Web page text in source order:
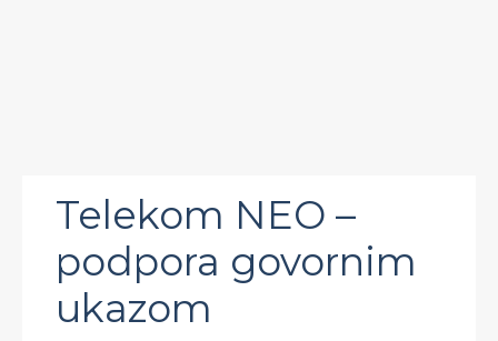
Telekom NEO –
podpora govornim
ukazom